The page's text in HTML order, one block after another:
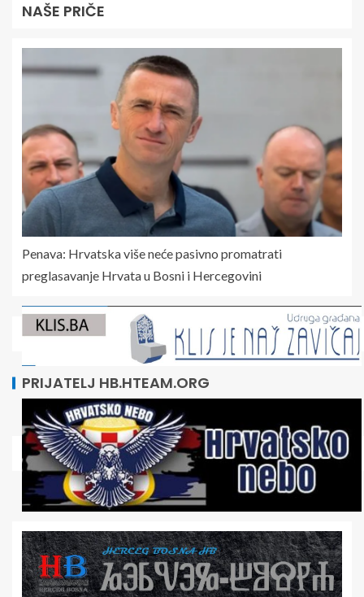
NAŠE PRIČE
Penava: Hrvatska više neće pasivno promatrati
preglasavanje Hrvata u Bosni i Hercegovini
PRIJATELJ HB.HTEAM.ORG